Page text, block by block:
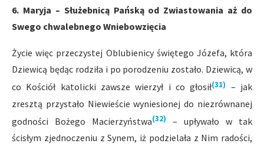
6. Maryja – Służebnicą Pańską od Zwiastowania aż do
Swego chwalebnego Wniebowzięcia
Życie więc przeczystej Oblubienicy świętego Józefa, która
Dziewicą będąc rodziła i po porodzeniu zostało. Dziewicą, w
co Kościół katolicki zawsze wierzył i co głosił(31) – jak
zresztą przystało Niewieście wyniesionej do niezrównanej
godności Bożego Macierzyństwa(32)
– upływało w tak
ścisłym zjednoczeniu z Synem, iż podzielała z Nim radości,